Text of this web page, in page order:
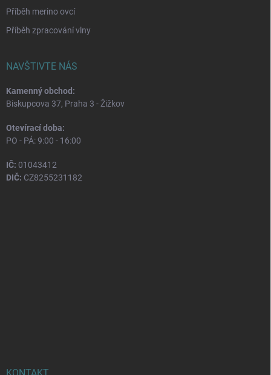
Příběh merino ovcí
Příběh zpracování vlny
NAVŠTIVTE NÁS
Kamenný obchod:
Biskupcova 37, Praha 3 - Žižkov
Otevírací doba:
PO - PÁ: 9:00 - 16:00
IČ: 01043412
DIČ: CZ8255231182
KONTAKT